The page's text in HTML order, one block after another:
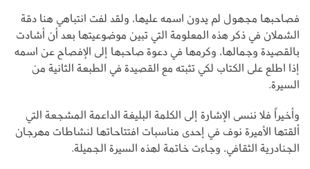
فصاحبها مجهول لم يدون اسمه عليها، ولقد لفت انتباهي هنا دقة
الشملان في ذكر هذه المعلومة التي تبين موضوعيتها بعد أن أشادت
بالقصيدة وجمالها، وكرمها في دعوة صاحبها إلى الإفصاح عن اسمه
إذا اطلع على الكتاب لكي تثبته مع القصيدة في الطبعة الثانية من
السيرة.
وأخيراً فلا ننسى الإشارة إلى الكلمة البليغة الداعمة المشجعة التي
ألقتها الأميرة نوف في إحدى مناسبات افتتاحاتها لنشاطات مهرجان
الجنادرية الثقافي، وجاءت خاتمة لهذه السيرة الجميلة.